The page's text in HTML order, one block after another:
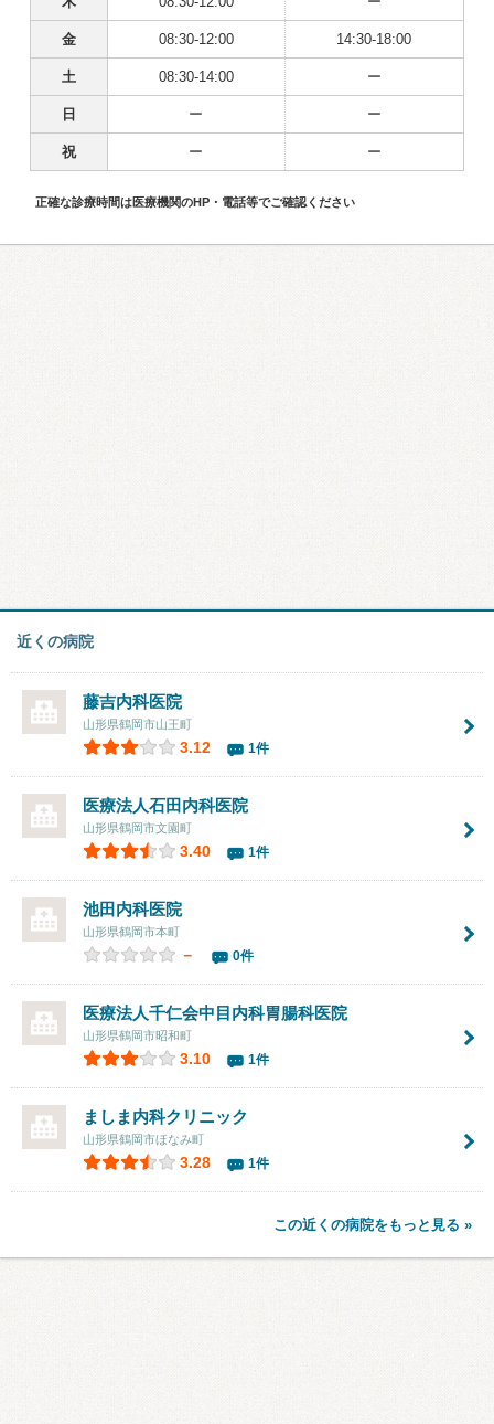
金 08:30-12:00 14:30-18:00
土 08:30-14:00 ー
日 ー ー
祝 ー ー
正確な診療時間は医療機関のHP・電話等でご確認ください
近くの病院
藤吉内科医院
山形県鶴岡市山王町
3.12 1件
医療法人石田内科医院
山形県鶴岡市文園町
3.40 1件
池田内科医院
山形県鶴岡市本町
－ 0件
医療法人千仁会中目内科胃腸科医院
山形県鶴岡市昭和町
3.10 1件
ましま内科クリニック
山形県鶴岡市ほなみ町
3.28 1件
この近くの病院をもっと見る »